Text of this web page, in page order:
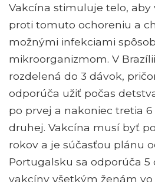
Vakcína stimuluje telo,
proti tomuto ochoreniu a
možnými infekciami
mikroorganizmom. V
rozdelená do 3 dávok,
odporúča užiť počas
po prvej a nakoniec tretia
druhej. Vakcína musí byť
rokov a je súčasťou plánu
Portugalsku sa odporúča 5
vakcíny všetkým ženám